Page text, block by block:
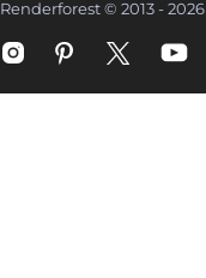
Renderforest © 2013 - 2026